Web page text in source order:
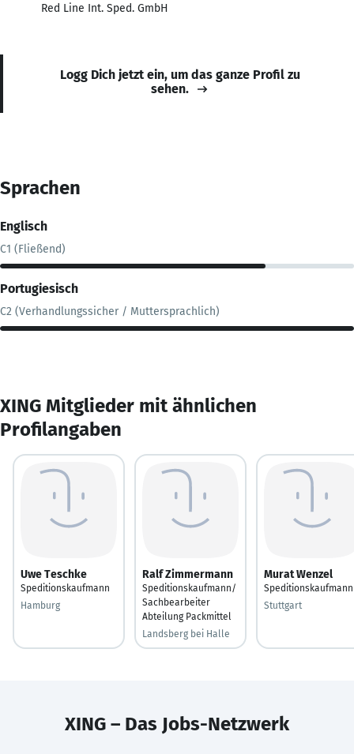
Red Line Int. Sped. GmbH
Logg Dich jetzt ein, um das ganze Profil zu
sehen.
Sprachen
Englisch
C1 (Fließend)
Portugiesisch
C2 (Verhandlungssicher / Muttersprachlich)
XING Mitglieder mit ähnlichen
Profilangaben
Uwe Teschke
Speditionskaufmann
Hamburg
Ralf Zimmermann
Speditionskaufmann/
Sachbearbeiter
Abteilung Packmittel
Landsberg bei Halle
Murat Wenzel
Speditionskaufmann
Stuttgart
XING – Das Jobs-Netzwerk